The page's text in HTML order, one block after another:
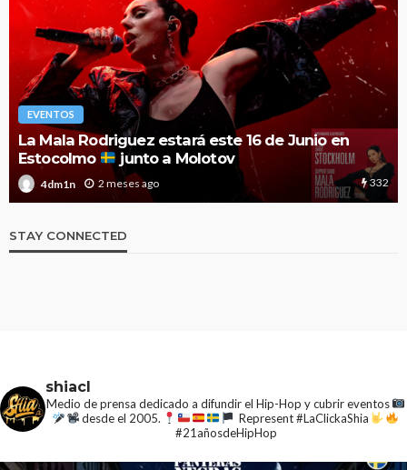
EVENTOS
El Festival Noches Mágicas anuncia el cartel de
2026 con nuevas y esperadas confirmaciones
4dm1n 3 meses ago 1.9k
STAY CONNECTED
shiacl
Medio de prensa dedicado a difundir el Hip-Hop y cubrir eventos
desde el 2005.
Represent #LaClickaShia
#21añosdeHipHop